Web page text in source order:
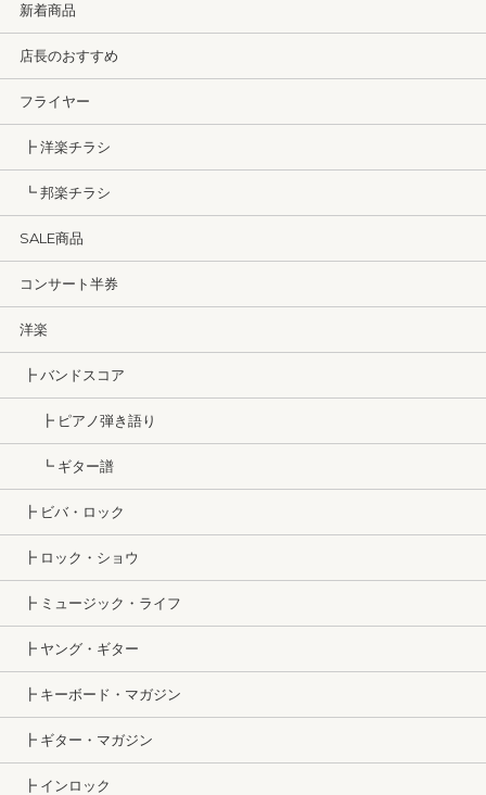
新着商品
店長のおすすめ
フライヤー
┣ 洋楽チラシ
┗ 邦楽チラシ
SALE商品
コンサート半券
洋楽
┣ バンドスコア
┣ ピアノ弾き語り
┗ ギター譜
┣ ビバ・ロック
┣ ロック・ショウ
┣ ミュージック・ライフ
┣ ヤング・ギター
┣ キーボード・マガジン
┣ ギター・マガジン
┣ インロック